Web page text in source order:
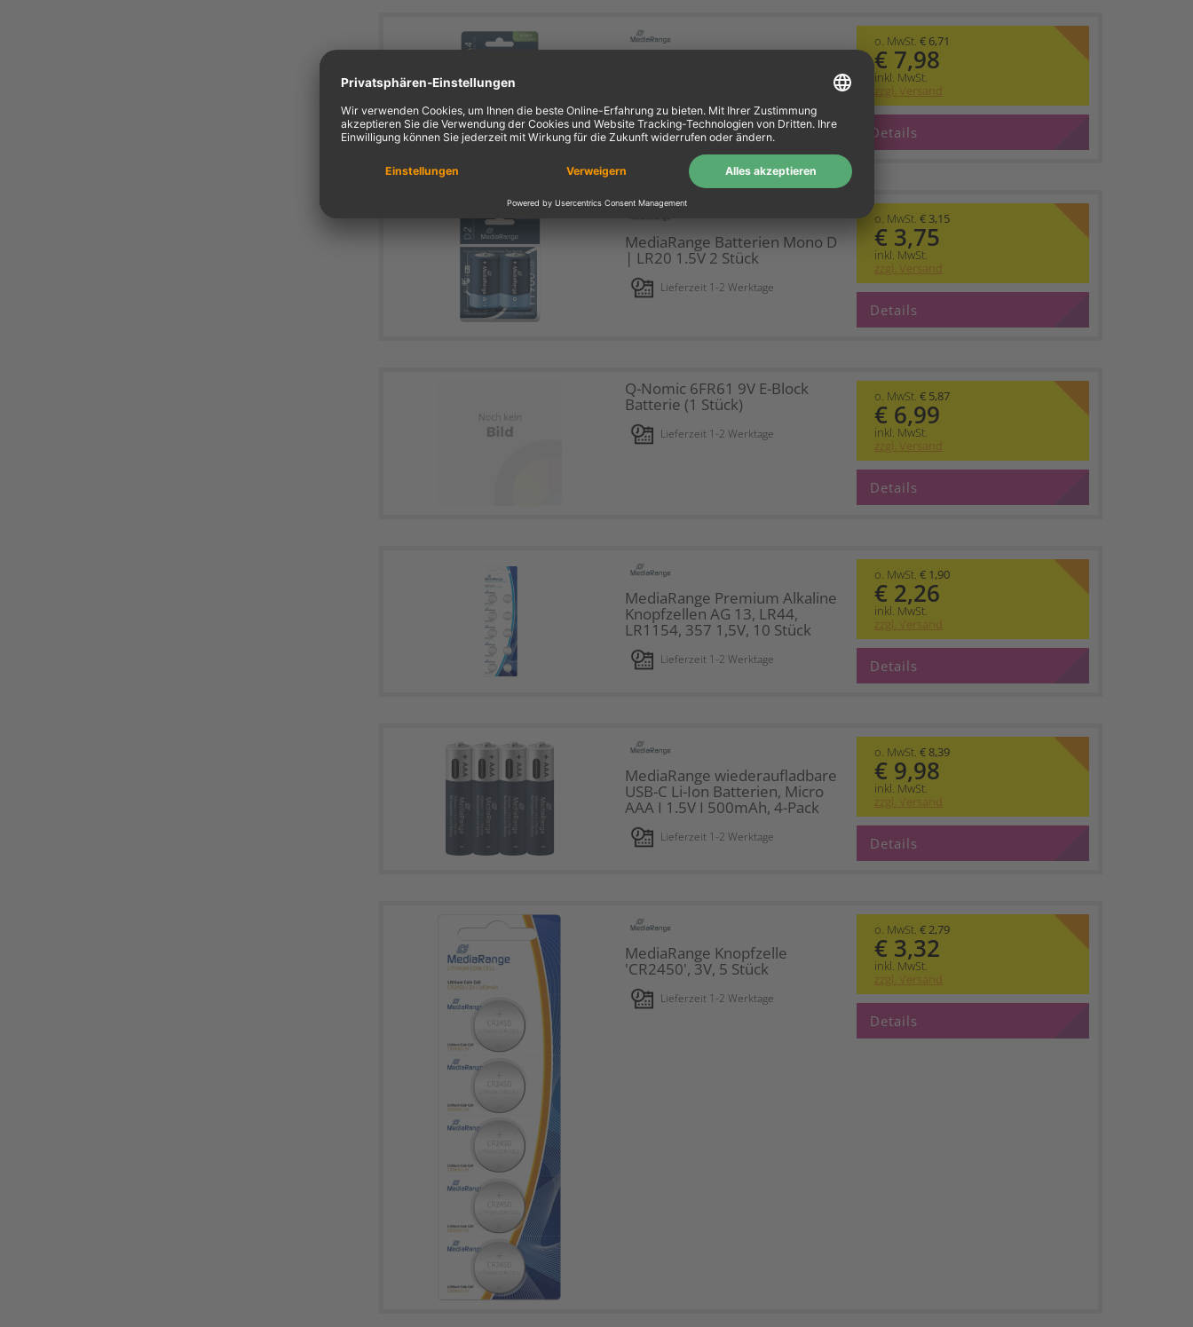
Lieferzeit 1-2 Werktage
o. MwSt.€ 6,71
€ 7,98
inkl. MwSt.
zzgl. Versand
Details
MediaRange Batterien Mono D
| LR20 1.5V 2 Stück
Lieferzeit 1-2 Werktage
o. MwSt.€ 3,15
€ 3,75
inkl. MwSt.
zzgl. Versand
Details
Q-Nomic 6FR61 9V E-Block
Batterie (1 Stück)
Lieferzeit 1-2 Werktage
o. MwSt.€ 5,87
€ 6,99
inkl. MwSt.
zzgl. Versand
Details
MediaRange Premium Alkaline
Knopfzellen AG 13, LR44,
LR1154, 357 1,5V, 10 Stück
Lieferzeit 1-2 Werktage
o. MwSt.€ 1,90
€ 2,26
inkl. MwSt.
zzgl. Versand
Details
MediaRange wiederaufladbare
USB-C Li-Ion Batterien, Micro
AAA I 1.5V I 500mAh, 4-Pack
Lieferzeit 1-2 Werktage
o. MwSt.€ 8,39
€ 9,98
inkl. MwSt.
zzgl. Versand
Details
MediaRange Knopfzelle
'CR2450', 3V, 5 Stück
Lieferzeit 1-2 Werktage
o. MwSt.€ 2,79
€ 3,32
inkl. MwSt.
zzgl. Versand
Details